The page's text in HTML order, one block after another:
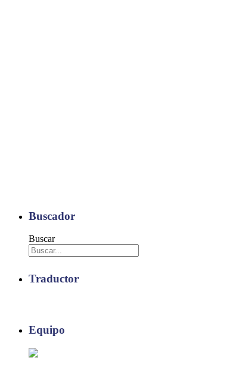
Buscador
Buscar
Traductor
Equipo